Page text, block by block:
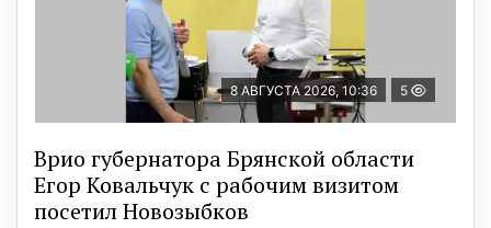
8 АВГУСТА 2026, 10:36 5
Врио губернатора Брянской области
Егор Ковальчук с рабочим визитом
посетил Новозыбков